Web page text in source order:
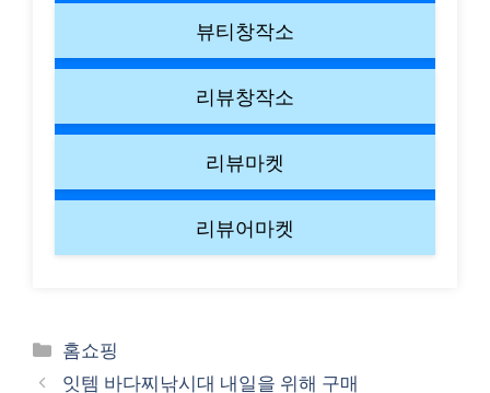
뷰티창작소
리뷰창작소
리뷰마켓
리뷰어마켓
Categories
홈쇼핑
잇템 바다찌낚시대 내일을 위해 구매